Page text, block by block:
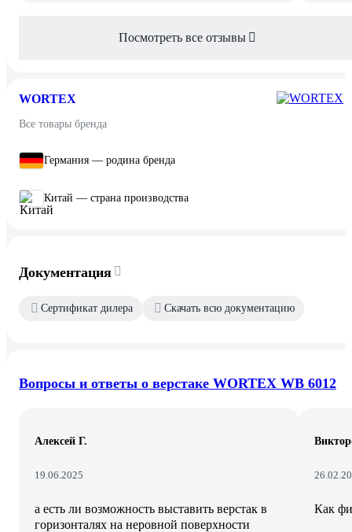
Посмотреть все отзывы
WORTEX
Все товары бренда
Германия — родина бренда
Китай — страна производства
Документация
Сертификат дилера Скачать всю документацию
Вопросы и ответы о верстаке WORTEX WB 6012
Алексей Г.
19.06.2025
а есть ли возможность выставить верстак в
горизонталях на неровной поверхности
Как